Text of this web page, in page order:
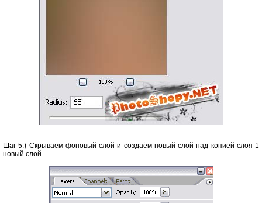
Шаг 5.) Скрываем фоновый слой и создаём новый слой над копией слоя 1
новый слой